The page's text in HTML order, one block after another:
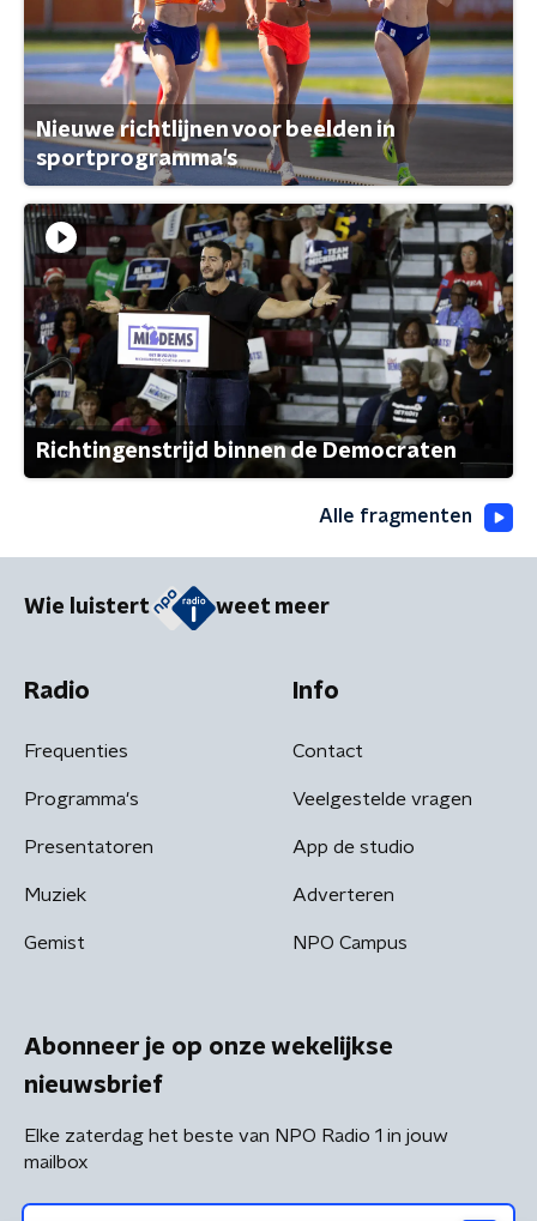
Nieuwe richtlijnen voor beelden in
sportprogramma's
Richtingenstrijd binnen de Democraten
Alle fragmenten
Wie luistert weet meer
Radio
Frequenties
Programma's
Presentatoren
Muziek
Gemist
Info
Contact
Veelgestelde vragen
App de studio
Adverteren
NPO Campus
Abonneer je op onze wekelijkse
nieuwsbrief
Elke zaterdag het beste van NPO Radio 1 in jouw
mailbox